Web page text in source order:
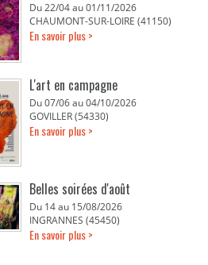
Du 22/04 au 01/11/2026
CHAUMONT-SUR-LOIRE (41150)
En savoir plus >
L'art en campagne
Du 07/06 au 04/10/2026
GOVILLER (54330)
En savoir plus >
Belles soirées d'août
Du 14 au 15/08/2026
INGRANNES (45450)
En savoir plus >